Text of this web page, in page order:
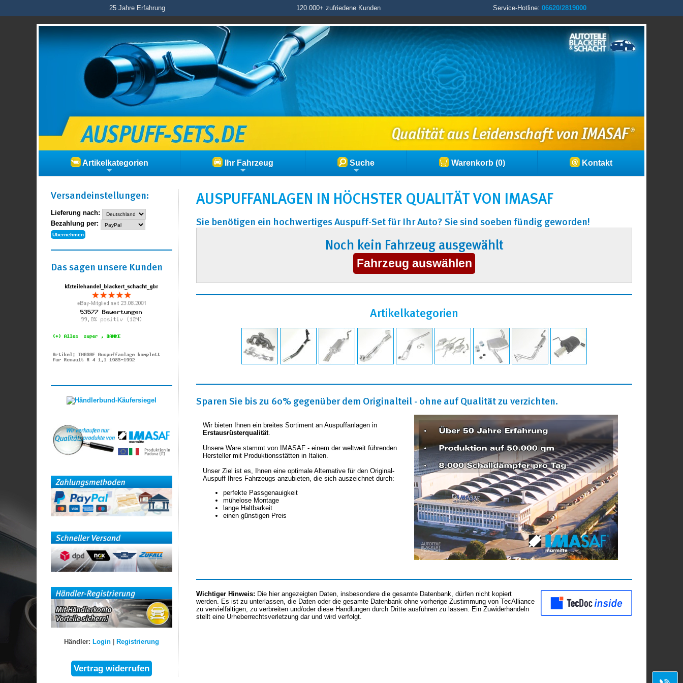
25 Jahre Erfahrung 120.000+ zufriedene Kunden Service-Hotline: 06620/2819000
Artikelkategorien Ihr Fahrzeug Suche Warenkorb (0) Kontakt
AUSPUFFANLAGEN IN HÖCHSTER QUALITÄT VON IMASAF
Sie benötigen ein hochwertiges Auspuff-Set für Ihr Auto? Sie sind soeben fündig geworden!
Noch kein Fahrzeug ausgewählt
Artikelkategorien
Sparen Sie bis zu 60% gegenüber dem Originalteil - ohne auf Qualität zu verzichten.
Wir bieten Ihnen ein breites Sortiment an Auspuffanlagen in
Erstausrüsterqualität.
Unsere Ware stammt von IMASAF - einem der weltweit führenden
Hersteller mit Produktionsstätten in Italien.
Unser Ziel ist es, Ihnen eine optimale Alternative für den Original-
Auspuff Ihres Fahrzeugs anzubieten, die sich auszeichnet durch:
perfekte Passgenauigkeit
mühelose Montage
lange Haltbarkeit
einen günstigen Preis
Wichtiger Hinweis: Die hier angezeigten Daten, insbesondere die gesamte Datenbank, dürfen nicht kopiert
werden. Es ist zu unterlassen, die Daten oder die gesamte Datenbank ohne vorherige Zustimmung von TecAlliance
zu vervielfältigen, zu verbreiten und/oder diese Handlungen durch Dritte ausführen zu lassen. Ein Zuwiderhandeln
stellt eine Urheberrechtsverletzung dar und wird verfolgt.
Versand­einstellungen:
Lieferung nach:
Bezahlung per:
Das sagen unsere Kunden
Händler: Login| Registrierung